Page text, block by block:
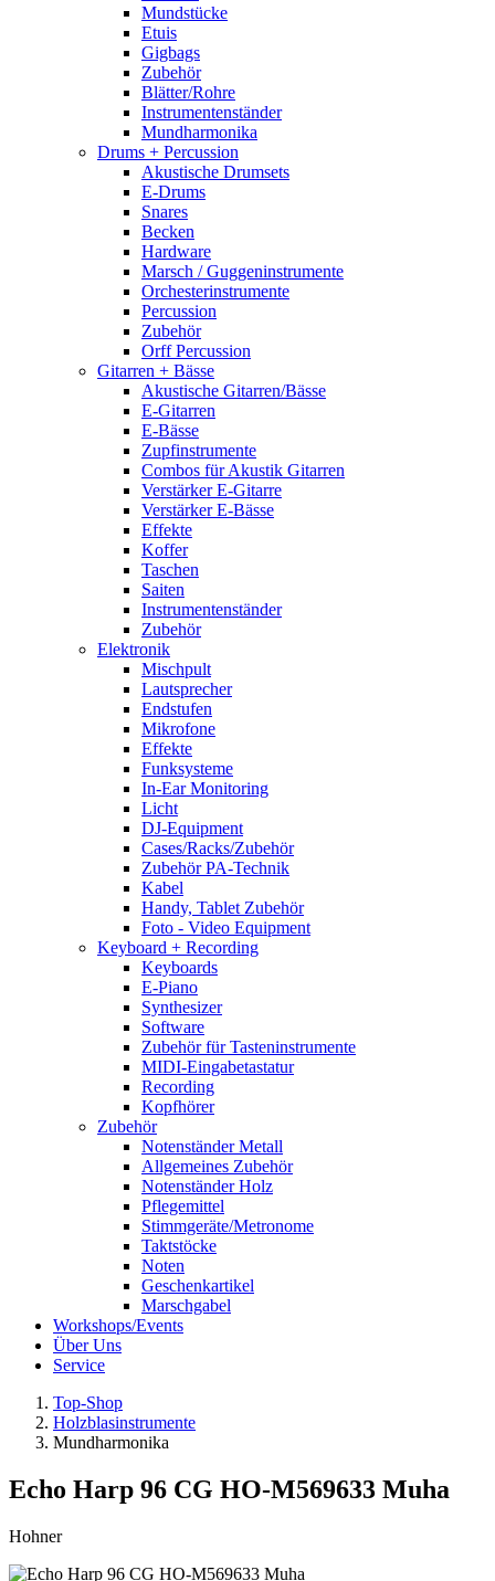
Mundstücke
Etuis
Gigbags
Zubehör
Blätter/Rohre
Instrumentenständer
Mundharmonika
Drums + Percussion
Akustische Drumsets
E-Drums
Snares
Becken
Hardware
Marsch / Guggeninstrumente
Orchesterinstrumente
Percussion
Zubehör
Orff Percussion
Gitarren + Bässe
Akustische Gitarren/Bässe
E-Gitarren
E-Bässe
Zupfinstrumente
Combos für Akustik Gitarren
Verstärker E-Gitarre
Verstärker E-Bässe
Effekte
Koffer
Taschen
Saiten
Instrumentenständer
Zubehör
Elektronik
Mischpult
Lautsprecher
Endstufen
Mikrofone
Effekte
Funksysteme
In-Ear Monitoring
Licht
DJ-Equipment
Cases/Racks/Zubehör
Zubehör PA-Technik
Kabel
Handy, Tablet Zubehör
Foto - Video Equipment
Keyboard + Recording
Keyboards
E-Piano
Synthesizer
Software
Zubehör für Tasteninstrumente
MIDI-Eingabetastatur
Recording
Kopfhörer
Zubehör
Notenständer Metall
Allgemeines Zubehör
Notenständer Holz
Pflegemittel
Stimmgeräte/Metronome
Taktstöcke
Noten
Geschenkartikel
Marschgabel
Workshops/Events
Über Uns
Service
Top-Shop
Holzblasinstrumente
Mundharmonika
Echo Harp 96 CG HO-M569633 Muha
Hohner